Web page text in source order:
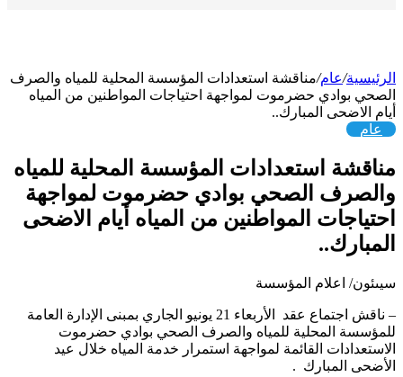
الرئيسية/عام/مناقشة استعدادات المؤسسة المحلية للمياه والصرف
الصحي بوادي حضرموت لمواجهة احتياجات المواطنين من المياه
أيام الاضحى المبارك..
عام
مناقشة استعدادات المؤسسة المحلية للمياه
والصرف الصحي بوادي حضرموت لمواجهة
احتياجات المواطنين من المياه أيام الاضحى
المبارك..
سيىئون/ اعلام المؤسسة
– ناقش اجتماع عقد الأربعاء 21 يونيو الجاري بمبنى الإدارة العامة
للمؤسسة المحلية للمياه والصرف الصحي بوادي حضرموت
الاستعدادات القائمة لمواجهة استمرار خدمة المياه خلال عيد
الأضحى المبارك .